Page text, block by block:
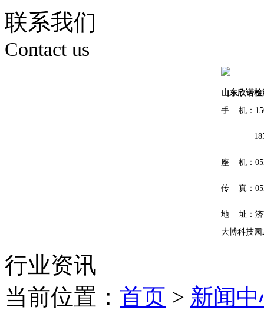
联系我们
Contact us
山东欣诺
手 机：
座 机：
传 真：
地 址：济
大博科技园
行业资讯
当前位置： 首页 > 新闻